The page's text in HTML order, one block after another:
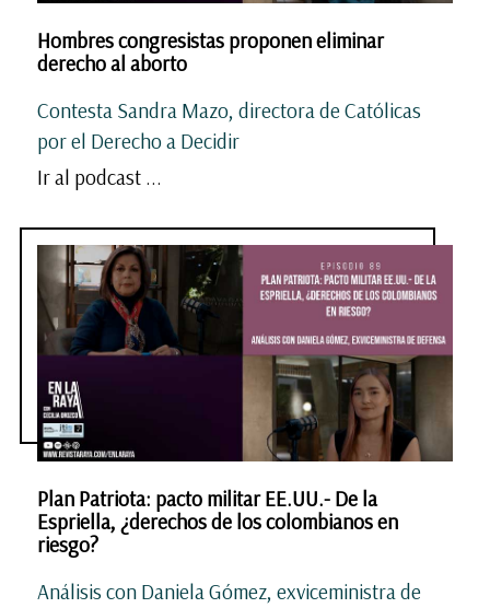
Hombres congresistas proponen eliminar
derecho al aborto
Contesta Sandra Mazo, directora de Católicas
por el Derecho a Decidir
Ir al podcast ...
Plan Patriota: pacto militar EE.UU.- De la
Espriella, ¿derechos de los colombianos en
riesgo?
Análisis con Daniela Gómez, exviceministra de